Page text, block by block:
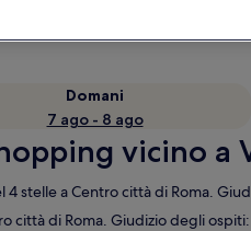
Domani
7 ago - 8 ago
vicino a
stelle a Centro città di Roma.
città di Roma. Giudizio degli